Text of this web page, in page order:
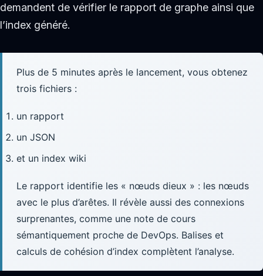
demandent de vérifier le rapport de graphe ainsi que
l’index généré.
Plus de 5 minutes après le lancement, vous obtenez
trois fichiers :
un rapport
un JSON
et un index wiki
Le rapport identifie les « nœuds dieux » : les nœuds
avec le plus d’arêtes. Il révèle aussi des connexions
surprenantes, comme une note de cours
sémantiquement proche de DevOps. Balises et
calculs de cohésion d’index complètent l’analyse.